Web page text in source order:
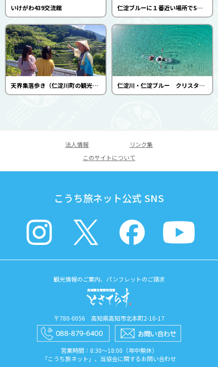
いけがわ439交流館 仁淀ブルーに１番近い場所でSUP体験(高知SUP同好会)
天界集落歩き（仁淀川町の観光を考える会） 仁淀川・仁淀ブルー クリスタルカヤック・SUP体験(仁淀川アウトドアセンター)
法人情報
リンク集
このサイトについて
こうち旅ネット公式 SNS
観光情報のご案内、パンフレットのご請求
〒780-0056 高知県高知市北本町2-10-17
営業時間：8:30〜18:00（年中無休）
「こうち旅ネット」、当協会に関するお問い合わせ